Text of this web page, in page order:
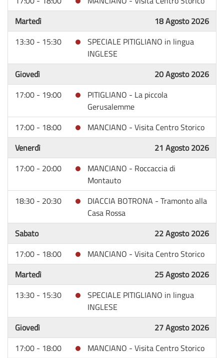
Martedì
18 Agosto 2026
13:30 - 15:30
SPECIALE PITIGLIANO in lingua
INGLESE
Giovedì
20 Agosto 2026
17:00 - 19:00
PITIGLIANO - La piccola
Gerusalemme
17:00 - 18:00
MANCIANO - Visita Centro Storico
Venerdì
21 Agosto 2026
17:00 - 20:00
MANCIANO - Roccaccia di
Montauto
18:30 - 20:30
DIACCIA BOTRONA - Tramonto alla
Casa Rossa
Sabato
22 Agosto 2026
17:00 - 18:00
MANCIANO - Visita Centro Storico
Martedì
25 Agosto 2026
13:30 - 15:30
SPECIALE PITIGLIANO in lingua
INGLESE
Giovedì
27 Agosto 2026
17:00 - 18:00
MANCIANO - Visita Centro Storico